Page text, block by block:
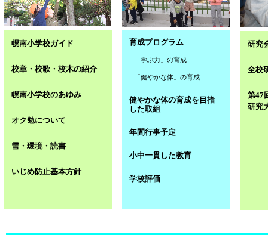
幌南小学校ガイド
校章・校歌・校木の紹介
幌南小学校のあゆみ
オク勉について
雪・環境・読書
いじめ防止基本方針
育成プログラム
「学ぶ力」の育成
「健やかな体」の育成
健やかな体の育成を目指
した取組
年間行事予定
小中一貫した教育
学校評価
研究
全校
第47
研究